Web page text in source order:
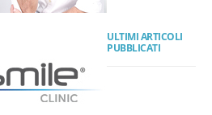
ULTIMI ARTICOLI
PUBBLICATI